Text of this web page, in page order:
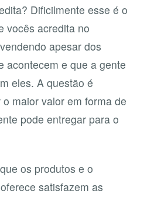
Dificilmente esse é o
vocês acredita no
apesar dos
acontecem e que a gente
eles. A questão é
maior valor em forma de
pode entregar para o
os produtos e o
satisfazem as